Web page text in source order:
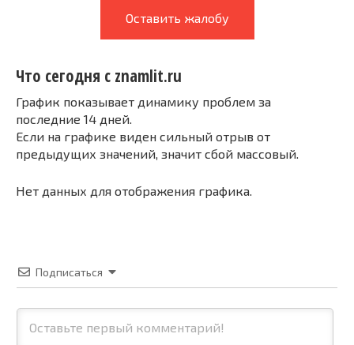
Оставить жалобу
Что сегодня с znamlit.ru
График показывает динамику проблем за
последние 14 дней.
Если на графике виден сильный отрыв от
предыдущих значений, значит сбой массовый.
Нет данных для отображения графика.
Подписаться